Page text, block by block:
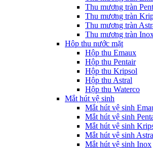
Thu mương tràn
Thu mương tràn
Thu mương tràn
Thu mương tràn
Hôp thu nước mặt
Hộp thu Emaux
Hộp thu Pentair
Hộp thu Kripsol
Hộp thu Astral
Hộp thu Waterco
Mắt hút vệ sinh
Mắt hút vệ sinh
Mắt hút vệ sinh
Mắt hút vệ sinh
Mắt hút vệ sinh
Mắt hút vệ sinh Inox